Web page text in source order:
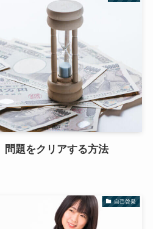
問題をクリアする方法
自己啓発